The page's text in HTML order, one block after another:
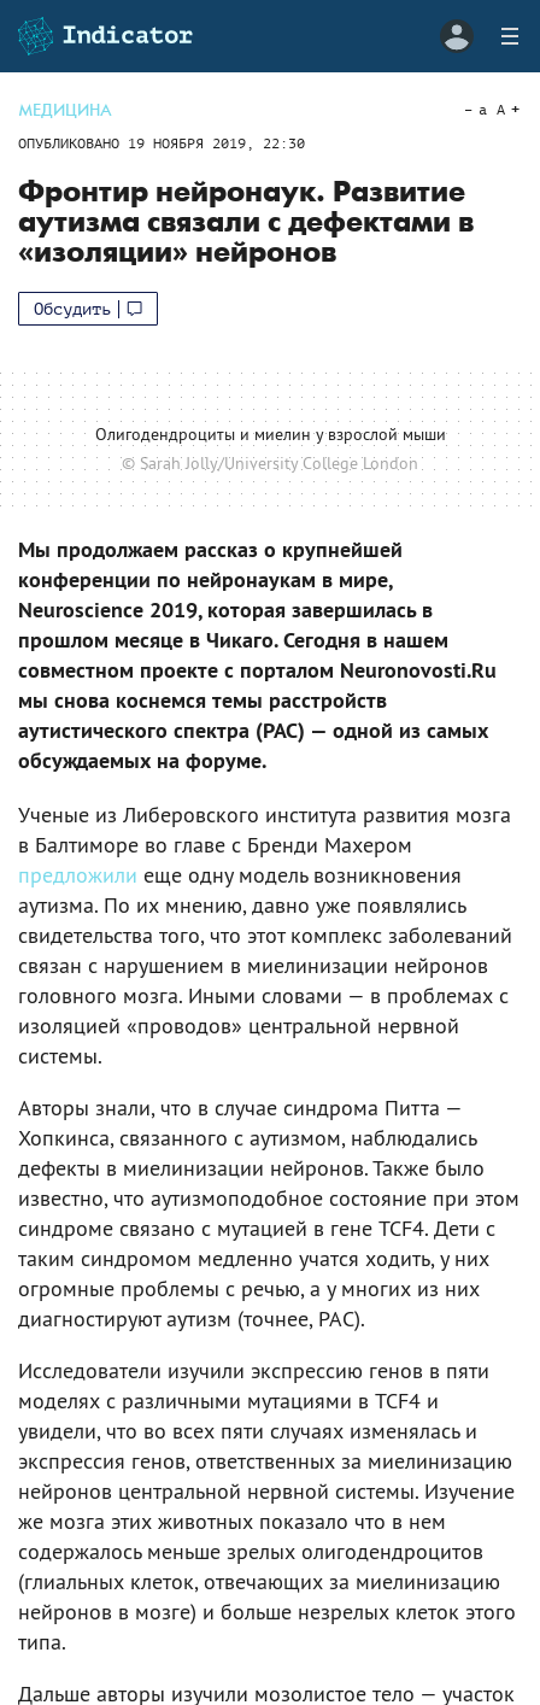
МЕДИЦИНА
ОПУБЛИКОВАНО 19 НОЯБРЯ 2019, 22:30
a A
Фронтир нейронаук. Развитие
аутизма связали с дефектами в
«изоляции» нейронов
Обсудить
Олигодендроциты и миелин у взрослой мыши
© Sarah Jolly/University College London
Мы продолжаем рассказ о крупнейшей
конференции по нейронаукам в мире,
Neuroscience 2019, которая завершилась в
прошлом месяце в Чикаго. Сегодня в нашем
совместном проекте с порталом Neuronovosti.Ru
мы снова коснемся темы расстройств
аутистического спектра (РАС) — одной из самых
обсуждаемых на форуме.
Ученые из Либеровского института развития мозга
в Балтиморе во главе с Бренди Махером
предложили еще одну модель возникновения
аутизма. По их мнению, давно уже появлялись
свидетельства того, что этот комплекс заболеваний
связан с нарушением в миелинизации нейронов
головного мозга. Иными словами — в проблемах с
изоляцией «проводов» центральной нервной
системы.
Авторы знали, что в случае синдрома Питта —
Хопкинса, связанного с аутизмом, наблюдались
дефекты в миелинизации нейронов. Также было
известно, что аутизмоподобное состояние при этом
синдроме связано с мутацией в гене TCF4. Дети с
таким синдромом медленно учатся ходить, у них
огромные проблемы с речью, а у многих из них
диагностируют аутизм (точнее, РАС).
Исследователи изучили экспрессию генов в пяти
моделях с различными мутациями в TCF4 и
увидели, что во всех пяти случаях изменялась и
экспрессия генов, ответственных за миелинизацию
нейронов центральной нервной системы. Изучение
же мозга этих животных показало что в нем
содержалось меньше зрелых олигодендроцитов
(глиальных клеток, отвечающих за миелинизацию
нейронов в мозге) и больше незрелых клеток этого
типа.
Дальше авторы изучили мозолистое тело — участок